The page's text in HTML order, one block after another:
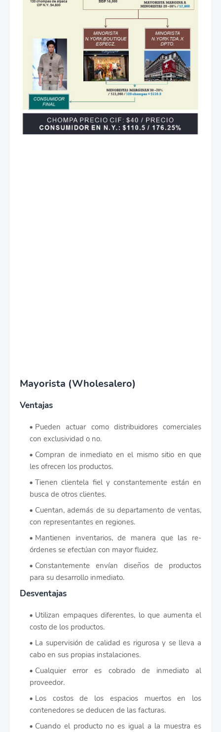
Mayorista (Wholesalero)
Ventajas
Pueden actuar como distribuidores comerciales
con exclusividad o no.
Compran de inmediato en el mismo sitio en que
les ofrecen los productos.
Tienen clientela fiel y constantemente están en
busca de otros clientes.
Cuentan, además de su departamento de ventas,
con representantes en regiones.
Mantienen inventarios, de manera que las re-
órdenes se efectúan con mayor fluidez.
Constantemente envían diseños de productos
para su desarrollo inmediato.
Desventajas
Utilizan empaques diferentes, lo que aumenta el
costo de los productos.
La supervisión de calidad es rigurosa y se lleva a
cabo en sus propias instalaciones.
Cualquier error es cobrado de inmediato al
proveedor.
Los costos de los espacios muertos en los
contenedores se deducen de las facturas.
Cuando el producto no es igual a la muestra es